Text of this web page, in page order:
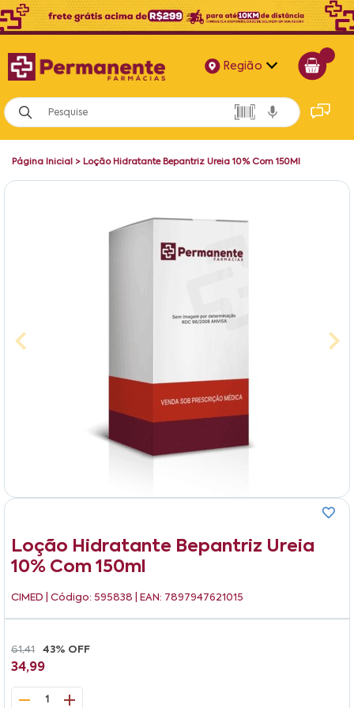
Região
Alagoas
Bahia
Página Inicial > Loção Hidratante Bepantriz Ureia 10% Com 150Ml
Loção Hidratante Bepantriz Ureia
10% Com 150ml
CIMED | Código: 595838 | EAN: 7897947621015
61,41 43% OFF
34,99
1